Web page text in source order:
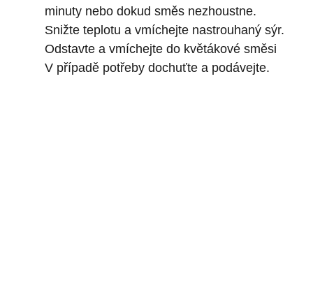
minuty nebo dokud směs nezhoustne.
Snižte teplotu a vmíchejte nastrouhaný sýr.
Odstavte a vmíchejte do květákové směsi
V případě potřeby dochuťte a podávejte.